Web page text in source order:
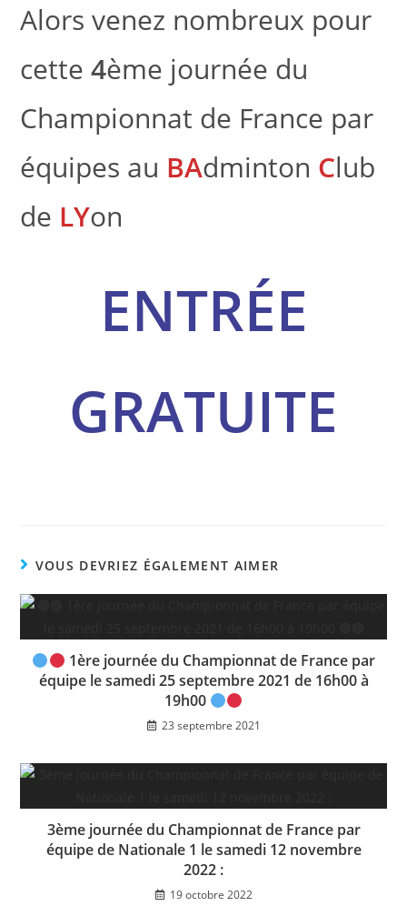
Alors venez nombreux pour
cette4ème journée du
Championnat de France par
équipes au BAdminton Club
de LYon
ENTRÉE
GRATUITE
VOUS DEVRIEZ ÉGALEMENT AIMER
1ère journée du Championnat de France par
équipe le samedi 25 septembre 2021 de 16h00 à
19h00
23 septembre 2021
3ème journée du Championnat de France par
équipe de Nationale 1 le samedi 12 novembre
2022 :
19 octobre 2022